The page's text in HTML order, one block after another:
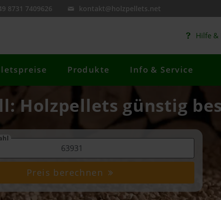
8731 7409626 kontakt@holzpellets.net
Hilfe &
Produkte Info & Service
Holzpellets günstig
Preis berechnen